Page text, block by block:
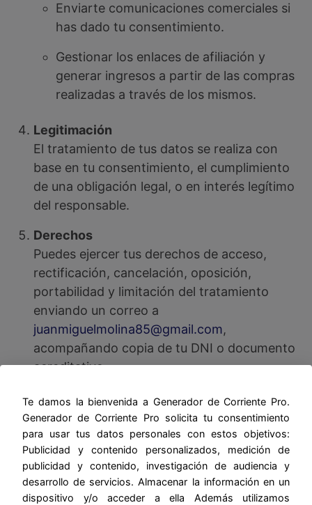
Enviarte comunicaciones comerciales si
has dado tu consentimiento.
Gestionar los enlaces de afiliación y
generar ingresos a partir de las compras
realizadas a través de los mismos.
Legitimación
El tratamiento de tus datos se realiza con
base en tu consentimiento, el cumplimiento
de una obligación legal, o en interés legítimo
del responsable.
Derechos
Puedes ejercer tus derechos de acceso,
rectificación, cancelación, oposición,
portabilidad y limitación del tratamiento
enviando un correo a
juanmiguelmolina85@gmail.com,
acompañando copia de tu DNI o documento
acreditativo.
Seguridad de los Datos
Adoptamos todas las medidas técnicas y
organizativas necesarias para proteger tus
datos personales contra pérdida, alteración,
acceso no autorizado o cualquier otro uso
indebido.
Te damos la bienvenida a Generador de Corriente Pro.
Generador de Corriente Pro solicita tu consentimiento
para usar tus datos personales con estos objetivos:
Publicidad y contenido personalizados, medición de
publicidad y contenido, investigación de audiencia y
desarrollo de servicios. Almacenar la información en un
dispositivo y/o acceder a ella Además utilizamos